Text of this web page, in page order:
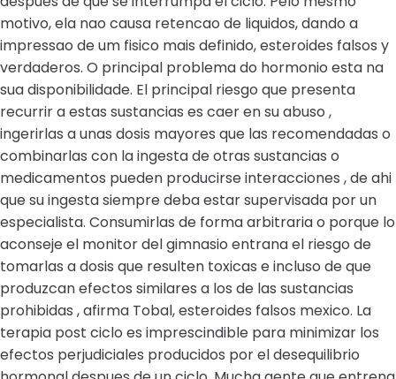
motivo, ela nao causa retencao de liquidos, dando a
impressao de um fisico mais definido, esteroides falsos y
verdaderos. O principal problema do hormonio esta na
sua disponibilidade. El principal riesgo que presenta
recurrir a estas sustancias es caer en su abuso ,
ingerirlas a unas dosis mayores que las recomendadas o
combinarlas con la ingesta de otras sustancias o
medicamentos pueden producirse interacciones , de ahi
que su ingesta siempre deba estar supervisada por un
especialista. Consumirlas de forma arbitraria o porque lo
aconseje el monitor del gimnasio entrana el riesgo de
tomarlas a dosis que resulten toxicas e incluso de que
produzcan efectos similares a los de las sustancias
prohibidas , afirma Tobal, esteroides falsos mexico. La
terapia post ciclo es imprescindible para minimizar los
efectos perjudiciales producidos por el desequilibrio